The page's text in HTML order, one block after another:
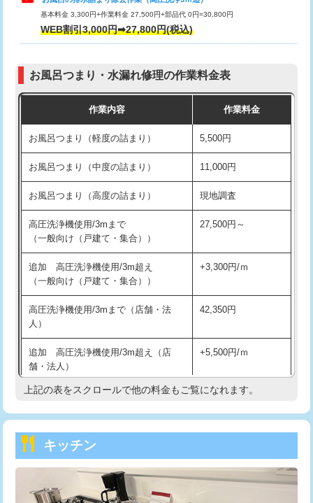
交換・取付（タンク）
交換・取付（普通便座） 11,000円+材料費
交換・取付（温水洗浄便座） 16,500円+材料費
交換・取付(単水栓（壁付・デッキ
式）)
13,200円+材料費
交換・取付(混合水栓（壁付・デッキ
式・ワンホール）)
16,500円+材料費
交換・取付(排水栓・排水トラップ
（P/S/ポップアップ））
22,000円+材料費
交換・取付（その他部品） 11,000円+材料費
持込商品取付（単水栓） 13,200円
持込商品取付（混合水栓）
持込商品取付（浄水器・分岐水栓） 16,500円
持込商品取付（温水洗浄便座） 22,000円
持込商品取付（普通便座⇔温水洗浄便
22,000円
給水管工事※（ホール加工)
給水管工事※（バンド止め) 3,300円
基本料金 3,300円+作業料金 27,500円+部品代 0円=30,800円
WEB割引3,000円➡27,800円(税込)
お風呂つまり・水漏れ修理の作業料金表
作業内容 作業料金
お風呂つまり（軽度の詰まり） 5,500円
お風呂つまり（中度の詰まり） 11,000円
お風呂つまり（高度の詰まり） 現地調査
高圧洗浄機使用/3mまで
（一般向け（戸建て・集合））
27,500円～
追加 高圧洗浄機使用/3m超え
（一般向け（戸建て・集合））
+3,300円/ｍ
高圧洗浄機使用/3mまで（店舗・法
人）
42,350円
追加 高圧洗浄機使用/3m超え（店
舗・法人）
+5,500円/ｍ
高度高圧洗浄換 現地調査
トーラー機使用/3mまで
追加トーラー機使用/3m超え +3,300円
上記の表をスクロールで他の料金もご覧になれます。
キッチン